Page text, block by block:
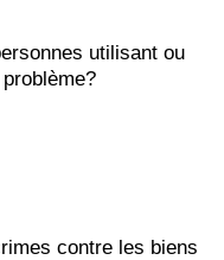
utilisant ou
contre les biens